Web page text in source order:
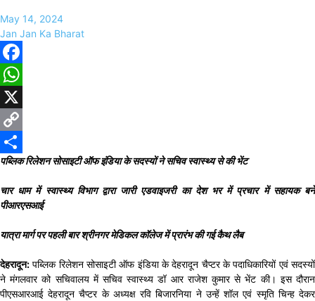
May 14, 2024
Jan Jan Ka Bharat
Facebook
WhatsApp
X
Copy
Link
Share
पब्लिक रिलेशन सोसाइटी ऑफ इंडिया के सदस्यों ने सचिव स्वास्थ्य से की भेंट
चार धाम में स्वास्थ्य विभाग द्वारा जारी एडवाइजरी का देश भर में प्रचार में सहायक बने
पीआरएसआई
यात्रा मार्ग पर पहली बार श्रीनगर मेडिकल कॉलेज में प्रारंभ की गई कैथ लैब
देहरादून: पब्लिक रिलेशन सोसाइटी ऑफ इंडिया के देहरादून चैप्टर के पदाधिकारियों एवं सदस्यों
ने मंगलवार को सचिवालय में सचिव स्वास्थ्य डॉ आर राजेश कुमार से भेंट की। इस दौरान
पीएसआरआई देहरादून चैप्टर के अध्यक्ष रवि बिजारनिया ने उन्हें शॉल एवं स्मृति चिन्ह देकर